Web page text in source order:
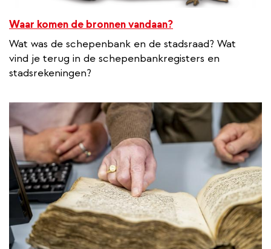
Waar komen de bronnen vandaan?
Wat was de schepenbank en de stadsraad? Wat
vind je terug in de schepenbankregisters en
stadsrekeningen?